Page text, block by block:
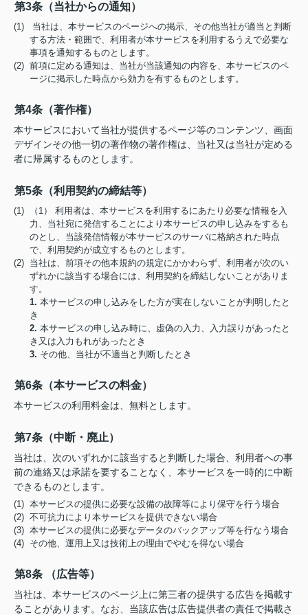
第3条（当社からの通知）
(1) 当社は、本サービスのページへの掲示、その他当社が適当と判断
する方法・範囲で、利用者が本サービスを利用するうえで必要な
事項を通知するものとします。
(2) 前項に定める通知は、当社が当該通知の内容を、本サービスのペ
ージに掲示した時点から効力を有するものとします。
第4条（著作権）
本サービスにおいて当社が提供するページ等のコンテンツ、画面
デザインその他一切の著作物の著作権は、当社又は当社が定める
者に帰属するものとします。
第5条（利用契約の締結等）
(1) （1） 利用者は、本サービスを利用するにあたり必要な情報を入
力、当社宛に発信することにより本サービスの申し込みをするも
のとし、当該発信情報が本サービスのサーバに格納された時点
で、利用契約が成立するものとします。
(2) 当社は、前項その他本規約の規定にかかわらず、利用者が次のい
ずれかに該当する場合には、利用契約を締結しないことがありま
す。
1. 本サービスの申し込みをした方が実在しないことが判明したと
き
2. 本サービスの申し込み時に、虚偽の入力、入力誤りがあったと
き又は入力もれがあったとき
3. その他、当社が不適当と判断したとき
第6条（本サービスの料金）
本サービスの利用料金は、無料とします。
第7条（中断・廃止）
当社は、次のいずれかに該当すると判断した場合、利用者への事
前の連絡又は承諾を要することなく、本サービスを一時的に中断
できるものとします。
(1) 本サービスの提供に必要な設備の故障等により保守を行う場合
(2) 不可抗力により本サービスを提供できない場合
(3) 本サービスの提供に必要なデータのバックアップ等を行なう場合
(4) その他、運用上又は技術上の理由でやむを得ない場合
第8条 （広告等）
当社は、本サービスのページ上に第三者の提供する広告を掲載す
ることがあります。なお、当該広告は広告提供者の責任で掲載さ